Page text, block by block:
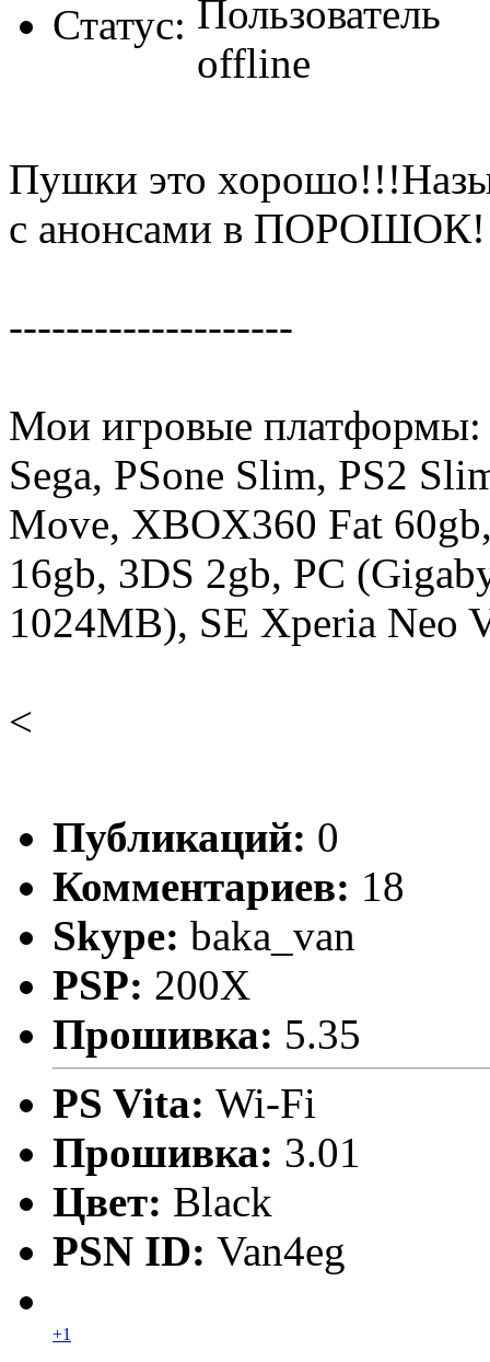
Статус:
Пушки это
с анонсами в
--------------------
Мои игровые платформы:
Sega, PSone Slim, PS2
Move, XBOX360 Fat
16gb, 3DS 2gb, PC
1024MB), SE Xperia Neo
<
Публикаций: 0
Комментариев: 18
Skype: baka_van
PSP: 200X
Прошивка: 5.35
PS Vita: Wi-Fi
Прошивка: 3.01
Цвет: Black
PSN ID: Van4eg
+1